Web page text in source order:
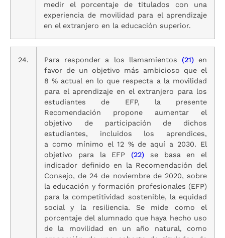
medir el porcentaje de titulados con una
experiencia de movilidad para el aprendizaje
en el extranjero en la educación superior.
24. Para responder a los llamamientos (21)en
favor de un objetivo más ambicioso que el
8 % actual en lo que respecta a la movilidad
para el aprendizaje en el extranjero para los
estudiantes de EFP, la presente
Recomendación propone aumentar el
objetivo de participación de dichos
estudiantes, incluidos los aprendices,
a como mínimo el 12 % de aquí a 2030. El
objetivo para la EFP (22) se basa en el
indicador definido en la Recomendación del
Consejo, de 24 de noviembre de 2020, sobre
la educación y formación profesionales (EFP)
para la competitividad sostenible, la equidad
social y la resiliencia. Se mide como el
porcentaje del alumnado que haya hecho uso
de la movilidad en un año natural, como